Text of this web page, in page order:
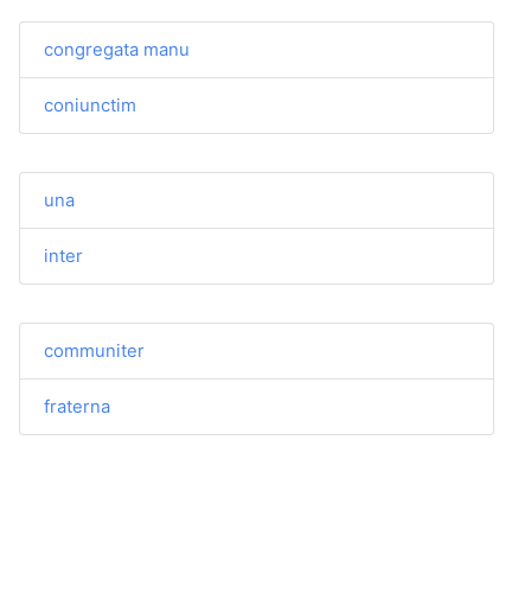
congregata manu
coniunctim
una
inter
communiter
fraterna